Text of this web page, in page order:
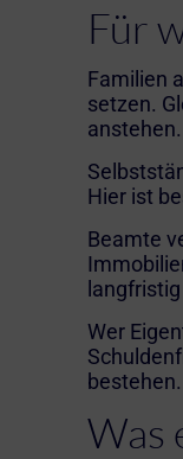
Für
Familien
setzen.
Hier ist
Beamte
Wer
bestehen.
Was